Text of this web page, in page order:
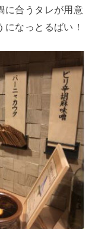
に合うタレが用意
なっとるばい！